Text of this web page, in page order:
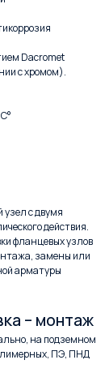
Dacromet
с хромом).
с двумя
действия.
фланцевых узлов
замены или
арматуры
– монтаж
на подземном
ПЭ, ПНД